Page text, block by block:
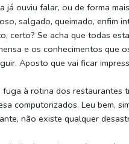
já ouviu falar, ou de forma
salgado, queimado, enfim
certo? Se acha que todas
e os conhecimentos que
Aposto que vai ficar
fuga à rotina dos restaurantes
computorizados. Leu bem,
não existe qualquer